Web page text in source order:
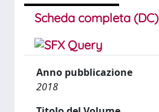
Scheda completa (DC)
Anno pubblicazione
2018